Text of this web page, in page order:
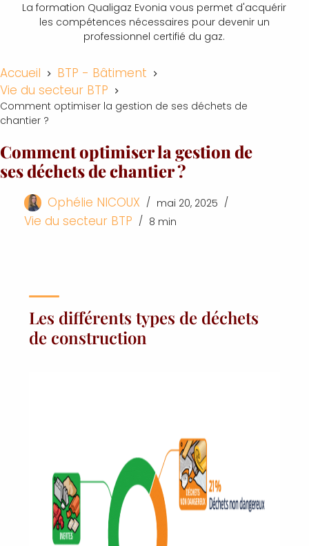
La formation Qualigaz Evonia vous permet d'acquérir
les compétences nécessaires pour devenir un
professionnel certifié du gaz.
Accueil
BTP - Bâtiment
Vie du secteur BTP
Comment optimiser la gestion de ses déchets de
chantier ?
Comment optimiser la gestion de
ses déchets de chantier ?
Ophélie NICOUX mai 20, 2025
Vie du secteur BTP 8 min
Les différents types de déchets
de construction